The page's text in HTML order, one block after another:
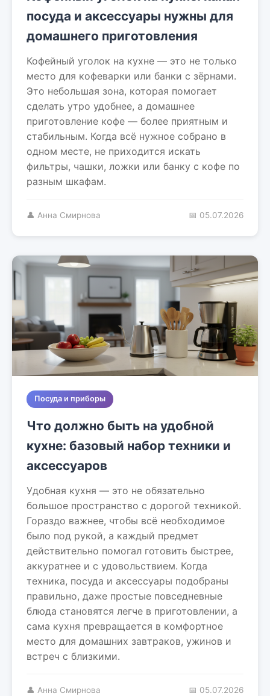
посуда и аксессуары нужны для
домашнего приготовления
Кофейный уголок на кухне — это не только
место для кофеварки или банки с зёрнами.
Это небольшая зона, которая помогает
сделать утро удобнее, а домашнее
приготовление кофе — более приятным и
стабильным. Когда всё нужное собрано в
одном месте, не приходится искать
фильтры, чашки, ложки или банку с кофе по
разным шкафам.
👤 Анна Смирнова 📅 05.07.2026
Посуда и приборы
Что должно быть на удобной
кухне: базовый набор техники и
аксессуаров
Удобная кухня — это не обязательно
большое пространство с дорогой техникой.
Гораздо важнее, чтобы всё необходимое
было под рукой, а каждый предмет
действительно помогал готовить быстрее,
аккуратнее и с удовольствием. Когда
техника, посуда и аксессуары подобраны
правильно, даже простые повседневные
блюда становятся легче в приготовлении, а
сама кухня превращается в комфортное
место для домашних завтраков, ужинов и
встреч с близкими.
👤 Анна Смирнова 📅 05.07.2026